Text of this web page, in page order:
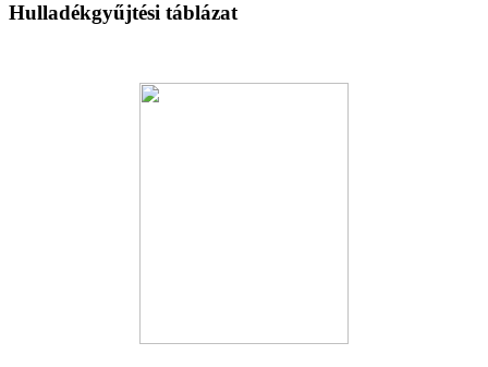
Hulladékgyűjtési táblázat